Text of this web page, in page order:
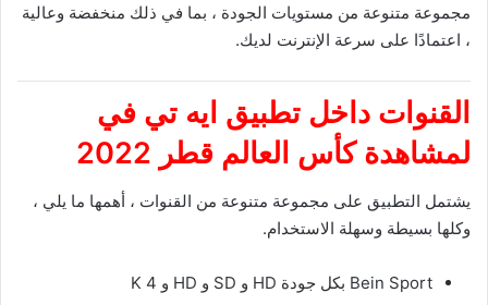
مجموعة متنوعة من مستويات الجودة ، بما في ذلك منخفضة وعالية
، اعتمادًا على سرعة الإنترنت لديك.
القنوات داخل تطبيق ايه تي في
لمشاهدة كأس العالم قطر 2022
يشتمل التطبيق على مجموعة متنوعة من القنوات ، أهمها ما يلي ،
وكلها بسيطة وسهلة الاستخدام.
Bein Sport بكل جودة HD و SD و HD و 4 K